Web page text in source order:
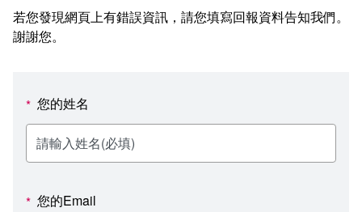
活動研習
歷史訊息
新聞媒體專區
校園行事曆
空大有利的學習條件
環境設備
資訊圖像化專區
活動花絮
影音資訊
校長室
教務處課務組
學習指導中心
輔導處
通識教育中心
法律學系
大眾傳播學系
外國語文學系
其他好站
資訊相關法規
校務資訊
新生報名
在學資訊
校務系統
課程大綱
校內系統
資訊服務線上報修系統
問卷調查
若您發現網頁上有錯誤資訊，請您填寫回報資料告知我們。
謝謝您。
* 您的姓名
* 您的Email